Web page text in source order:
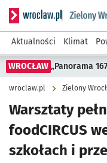
Serwis informacyjny
Aktualności Klimat
WROCŁAW „Panorama
wroclaw.pl Zielony
Warsztaty
foodCIRCUS
szkołach i